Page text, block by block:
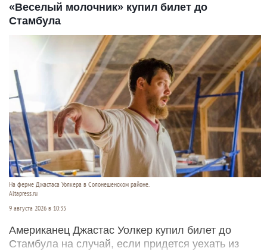
«Веселый молочник» купил билет до
Стамбула
На ферме Джастаса Уолкера в Солонешенском районе.
Altapress.ru
9 августа 2026 в 10:35
Американец Джастас Уолкер купил билет до
Стамбула на случай, если придется уехать из